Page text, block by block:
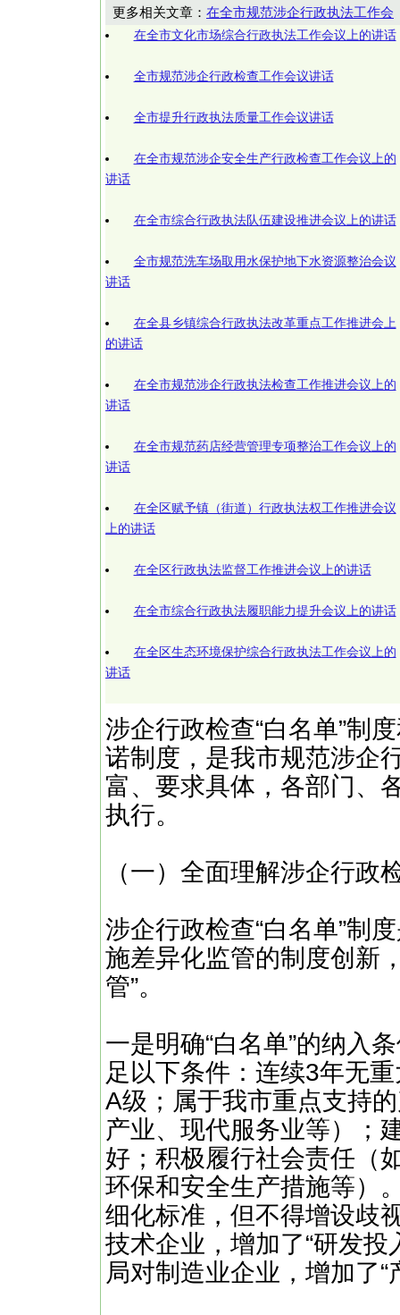
更多相关文章： 在全市规范涉企行政执法工作会
在全市文化市场综合行政执法工作会议上的讲话
全市规范涉企行政检查工作会议讲话
全市提升行政执法质量工作会议讲话
在全市规范涉企安全生产行政检查工作会议上的
讲话
在全市综合行政执法队伍建设推进会议上的讲话
全市规范洗车场取用水保护地下水资源整治会议
讲话
在全县乡镇综合行政执法改革重点工作推进会上
的讲话
在全市规范涉企行政执法检查工作推进会议上的
讲话
在全市规范药店经营管理专项整治工作会议上的
讲话
在全区赋予镇（街道）行政执法权工作推进会议
上的讲话
在全区行政执法监督工作推进会议上的讲话
在全市综合行政执法履职能力提升会议上的讲话
在全区生态环境保护综合行政执法工作会议上的
讲话
涉企行政检查“白名单”制
诺制度，是我市规范涉企
富、要求具体，各部门、
执行。
（一）全面理解涉企行政
涉企行政检查“白名单”制
施差异化监管的制度创新
管”。
一是明确“白名单”的纳入
足以下条件：连续3年无
A级；属于我市重点支持
产业、现代服务业等）；
好；积极履行社会责任（
环保和安全生产措施等）
细化标准，但不得增设歧
技术企业，增加了“研发
局对制造业企业，增加了